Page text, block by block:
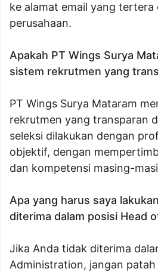
ke alamat email yang tertera
perusahaan.
Apakah PT Wings Surya
sistem rekrutmen yang
PT Wings Surya Mataram
rekrutmen yang transparan
seleksi dilakukan dengan
objektif, dengan
dan kompetensi masing-
Apa yang harus saya
diterima dalam posisi Head
Jika Anda tidak diterima
Administration, jangan patah